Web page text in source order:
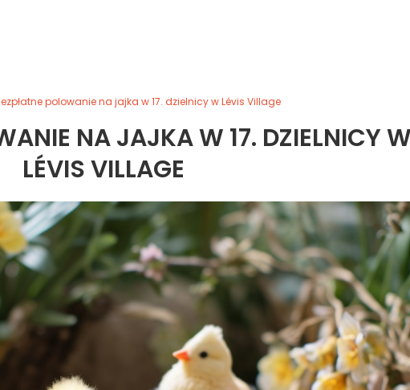
polowanie na jajka w 17. dzielnicy w Lévis Village
NA JAJKA W 17. DZIELNICY
LÉVIS VILLAGE